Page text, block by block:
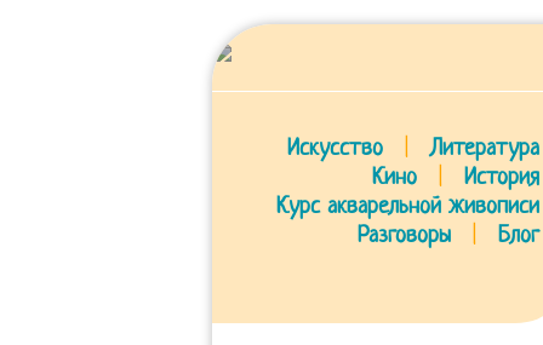
Искусство
Литература
Кино
История
Курс акварельной живописи
Разговоры
Блог